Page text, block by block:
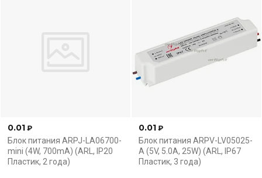
0.01 ₽
Блок питания ARPJ-LA06700-
mini (4W, 700mA) (ARL, IP20
Пластик, 2 года)
0.01 ₽
Блок питания ARPV-LV05025-
A (5V, 5.0A, 25W) (ARL, IP67
Пластик, 3 года)